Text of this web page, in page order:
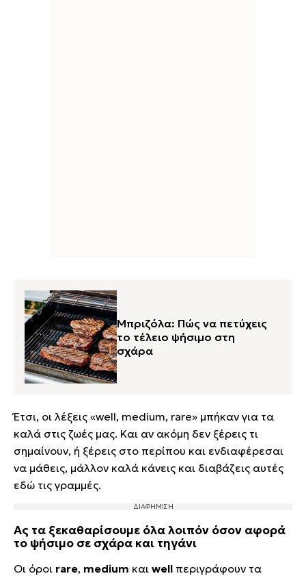
Μπριζόλα: Πώς να πετύχεις
το τέλειο ψήσιμο στη
σχάρα
Έτσι, οι λέξεις «well, medium, rare» μπήκαν για τα
καλά στις ζωές μας. Και αν ακόμη δεν ξέρεις τι
σημαίνουν, ή ξέρεις στο περίπου και ενδιαφέρεσαι
να μάθεις, μάλλον καλά κάνεις και διαβάζεις αυτές
εδώ τις γραμμές.
Ας τα ξεκαθαρίσουμε όλα λοιπόν όσον αφορά
το ψήσιμο σε σχάρα και τηγάνι
Οι όροι rare, medium και well περιγράφουν τα